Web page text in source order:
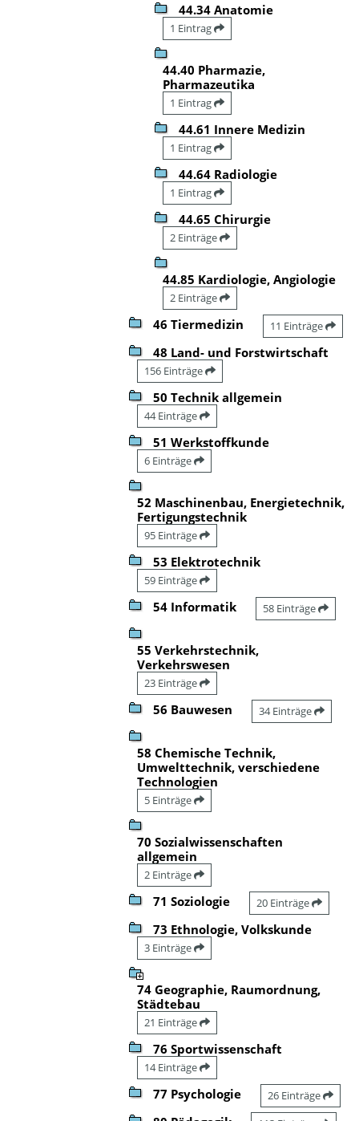
44.34 Anatomie
1 Eintrag
44.40 Pharmazie,
Pharmazeutika
1 Eintrag
44.61 Innere Medizin
1 Eintrag
44.64 Radiologie
1 Eintrag
44.65 Chirurgie
2 Einträge
44.85 Kardiologie, Angiologie
2 Einträge
46 Tiermedizin 11 Einträge
48 Land- und Forstwirtschaft
156 Einträge
50 Technik allgemein
44 Einträge
51 Werkstoffkunde
6 Einträge
52 Maschinenbau, Energietechnik,
Fertigungstechnik
95 Einträge
53 Elektrotechnik
59 Einträge
54 Informatik 58 Einträge
55 Verkehrstechnik,
Verkehrswesen
23 Einträge
56 Bauwesen 34 Einträge
58 Chemische Technik,
Umwelttechnik, verschiedene
Technologien
5 Einträge
70 Sozialwissenschaften
allgemein
2 Einträge
71 Soziologie 20 Einträge
73 Ethnologie, Volkskunde
3 Einträge
74 Geographie, Raumordnung,
Städtebau
21 Einträge
76 Sportwissenschaft
14 Einträge
77 Psychologie 26 Einträge